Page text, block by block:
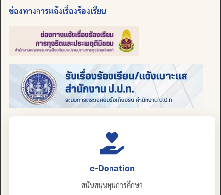
ช่องทางการแจ้งเรื่องร้องเรียน
e-Donation
สนับสนุนทุนการศึกษา